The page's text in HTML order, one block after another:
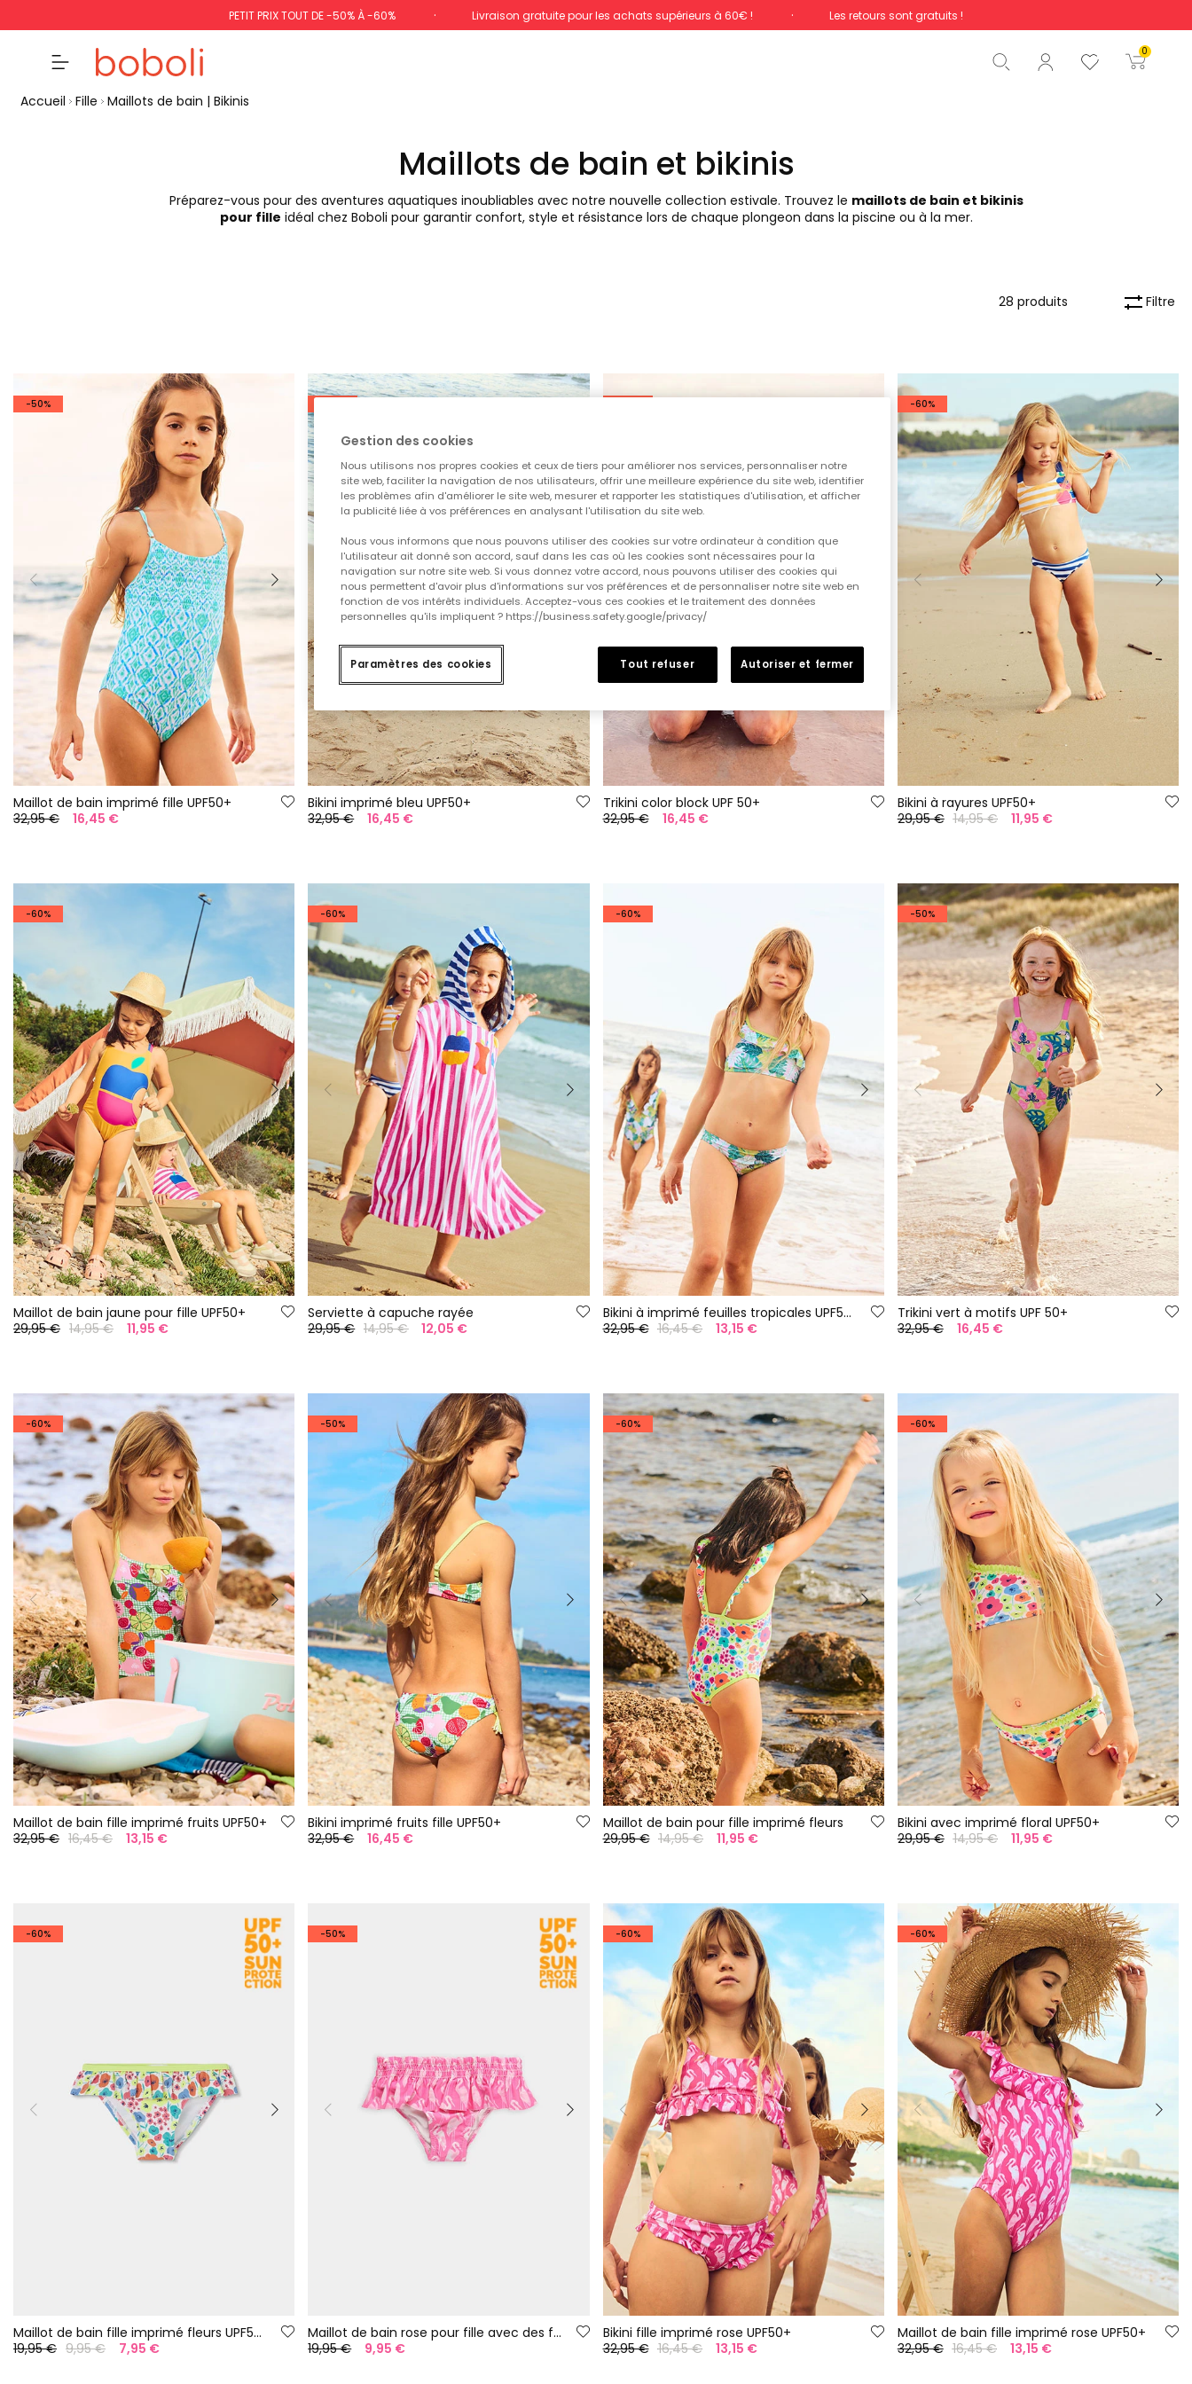
PETIT PRIX TOUT DE -50% À -60% Livraison gratuite pour les achats supérieurs à 60€ ! Les retours sont gratuits !
0
Total 0,00 €
Commencer la commande
Accueil Fille Maillots de bain | Bikinis
Maillots de bain et bikinis
Préparez-vous pour des aventures aquatiques inoubliables avec notre nouvelle collection estivale. Trouvez le maillots de bain et bikinis
pour fille idéal chez Boboli pour garantir confort, style et résistance lors de chaque plongeon dans la piscine ou à la mer.
Filtre
28 produits
-50%
Maillot de bain imprimé fille UPF50+
32,95 €
16,45 €
Bikini imprimé bleu UPF50+
32,95 €
16,45 €
Trikini color block UPF 50+
32,95 €
16,45 €
-60%
Bikini à rayures UPF50+
29,95 € 14,95 € 11,95 €
-60%
Maillot de bain jaune pour fille UPF50+
29,95 € 14,95 € 11,95 €
-60%
Serviette à capuche rayée
29,95 € 14,95 € 12,05 €
-60%
Bikini à imprimé feuilles tropicales UPF50+
32,95 € 16,45 € 13,15 €
-50%
Trikini vert à motifs UPF 50+
32,95 €
16,45 €
-60%
Maillot de bain fille imprimé fruits UPF50+
32,95 € 16,45 € 13,15 €
-50%
Bikini imprimé fruits fille UPF50+
32,95 €
16,45 €
-60%
Maillot de bain pour fille imprimé fleurs
29,95 € 14,95 € 11,95 €
-60%
Bikini avec imprimé floral UPF50+
29,95 € 14,95 € 11,95 €
-60%
Maillot de bain fille imprimé fleurs UPF50+
19,95 € 9,95 € 7,95 €
-50%
Maillot de bain rose pour fille avec des flamants roses UPF50+
19,95 €
9,95 €
-60%
Bikini fille imprimé rose UPF50+
32,95 € 16,45 € 13,15 €
-60%
Maillot de bain fille imprimé rose UPF50+
32,95 € 16,45 € 13,15 €
Gestion des cookies
Nous utilisons nos propres cookies et ceux de tiers pour améliorer nos services, personnaliser notre
site web, faciliter la navigation de nos utilisateurs, offrir une meilleure expérience du site web, identifier
les problèmes afin d'améliorer le site web, mesurer et rapporter les statistiques d'utilisation, et afficher
la publicité liée à vos préférences en analysant l'utilisation du site web.
Nous vous informons que nous pouvons utiliser des cookies sur votre ordinateur à condition que
l'utilisateur ait donné son accord, sauf dans les cas où les cookies sont nécessaires pour la
navigation sur notre site web. Si vous donnez votre accord, nous pouvons utiliser des cookies qui
nous permettent d'avoir plus d'informations sur vos préférences et de personnaliser notre site web en
fonction de vos intérêts individuels. Acceptez-vous ces cookies et le traitement des données
personnelles qu'ils impliquent ? https://business.safety.google/privacy/
Paramètres des cookies Tout refuser Autoriser et fermer